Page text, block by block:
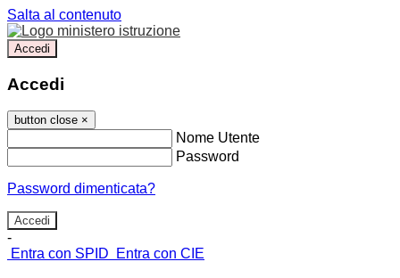
Salta al contenuto
Accedi
Accedi
button close ×
Nome Utente
Password
Password dimenticata?
-
Entra con SPID
Entra con CIE